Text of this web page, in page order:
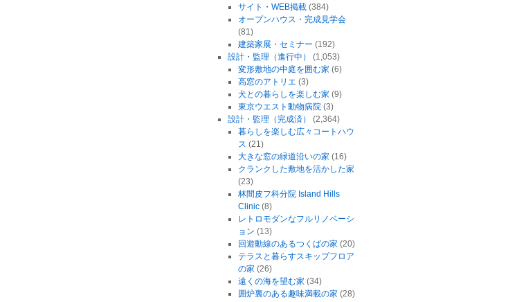
サイト・WEB掲載 (384)
オープンハウス・完成見学会
(81)
建築家展・セミナー (192)
設計・監理（進行中）
(1,053)
変形敷地の中庭を囲む家 (6)
高窓のアトリエ (3)
犬との暮らしを楽しむ家 (9)
東京ウエスト動物病院 (3)
設計・監理（完成済）
(2,364)
暮らしを楽しむ広々コートハウ
ス (21)
大きな窓の緑道沿いの家 (16)
クランクした敷地を活かした家
(23)
林間皮フ科分院 Island Hills
Clinic (8)
レトロモダンなフルリノベーシ
ョン (13)
回遊動線のあるつくばの家 (20)
テラスと暮らすスキップフロア
の家 (26)
遠くの海を望む家 (34)
囲炉裏のある趣味満載の家 (28)